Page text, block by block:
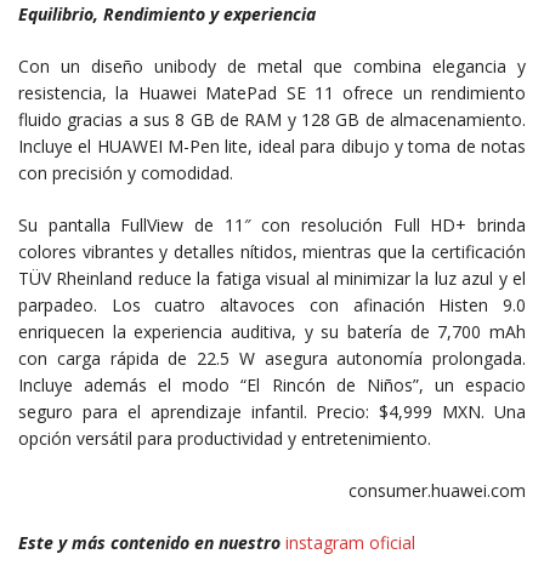
Equilibrio, Rendimiento y experiencia
Con un diseño unibody de metal que combina elegancia y
resistencia, la Huawei MatePad SE 11 ofrece un rendimiento
fluido gracias a sus 8 GB de RAM y 128 GB de almacenamiento.
Incluye el HUAWEI M-Pen lite, ideal para dibujo y toma de notas
con precisión y comodidad.
Su pantalla FullView de 11″ con resolución Full HD+ brinda
colores vibrantes y detalles nítidos, mientras que la certificación
TÜV Rheinland reduce la fatiga visual al minimizar la luz azul y el
parpadeo. Los cuatro altavoces con afinación Histen 9.0
enriquecen la experiencia auditiva, y su batería de 7,700 mAh
con carga rápida de 22.5 W asegura autonomía prolongada.
Incluye además el modo “El Rincón de Niños”, un espacio
seguro para el aprendizaje infantil. Precio: $4,999 MXN. Una
opción versátil para productividad y entretenimiento.
consumer.huawei.com
Este y más contenido en nuestro instagram oficial